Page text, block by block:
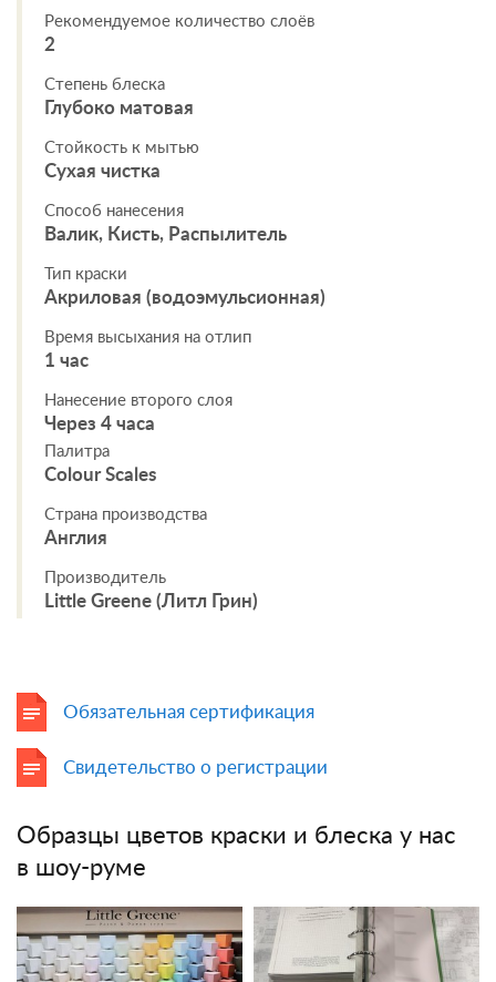
Рекомендуемое количество слоёв
2
Степень блеска
Глубоко матовая
Стойкость к мытью
Сухая чистка
Способ нанесения
Валик, Кисть, Распылитель
Тип краски
Акриловая (водоэмульсионная)
Время высыхания на отлип
1 час
Нанесение второго слоя
Через 4 часа
Палитра
Colour Scales
Страна производства
Англия
Производитель
Little Greene (Литл Грин)
Обязательная сертификация
Свидетельство о регистрации
Образцы цветов краски и блеска у нас
в шоу-руме